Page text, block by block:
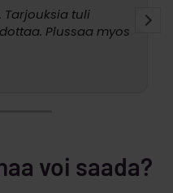
Tarjouksia tuli
Plussaa myos
voi saada?